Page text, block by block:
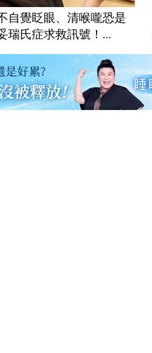
自覺眨眼、清喉嚨恐是
瑞氏症求救訊號！...